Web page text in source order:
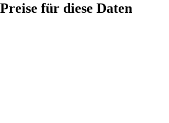
für diese Daten